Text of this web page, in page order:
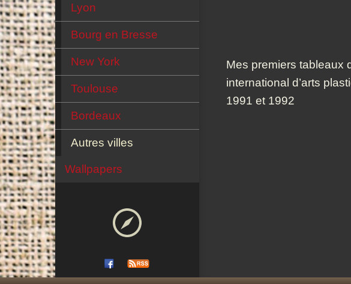
Mes premiers tableaux
international d’arts
1991 et 1992
Lyon
Bourg en Bresse
New York
Toulouse
Bordeaux
Autres villes
Wallpapers